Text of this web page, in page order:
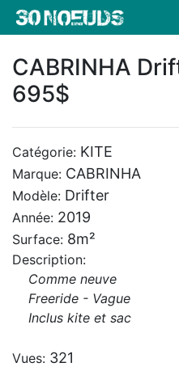
CABRINHA
695$
Catégorie: KITE
Marque: CABRINHA
Modèle: Drifter
Année: 2019
Surface: 8m²
Description:
Comme neuve
Freeride - Vague
Inclus kite et sac
Vues: 321